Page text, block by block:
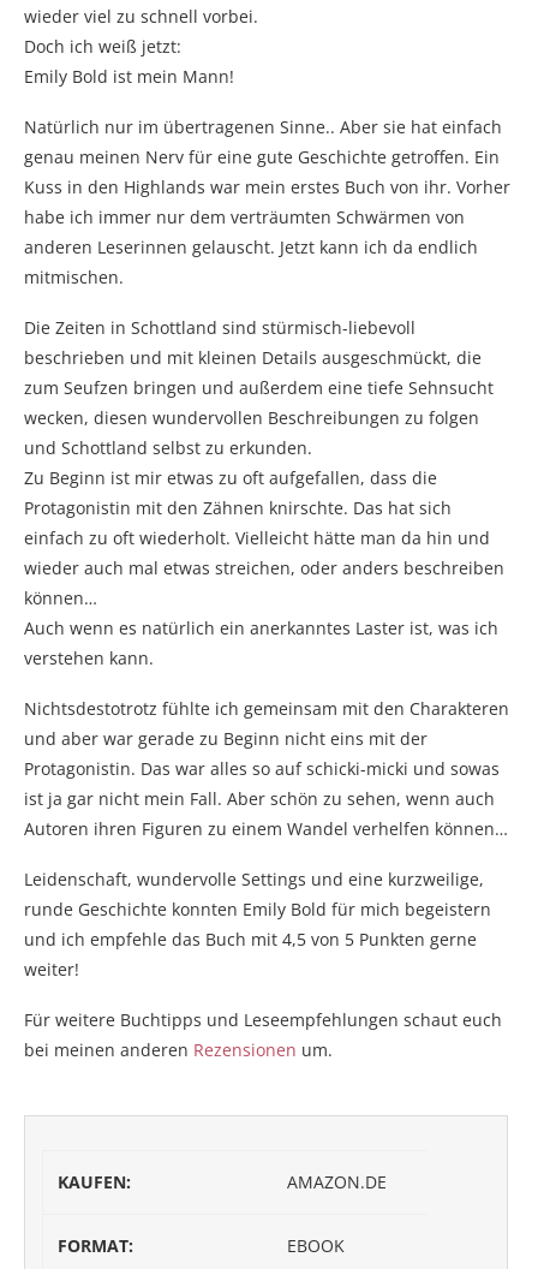
wieder viel zu schnell vorbei.
Doch ich weiß jetzt:
Emily Bold ist mein Mann!
Natürlich nur im übertragenen Sinne.. Aber sie hat einfach
genau meinen Nerv für eine gute Geschichte getroffen. Ein
Kuss in den Highlands war mein erstes Buch von ihr. Vorher
habe ich immer nur dem verträumten Schwärmen von
anderen Leserinnen gelauscht. Jetzt kann ich da endlich
mitmischen.
Die Zeiten in Schottland sind stürmisch-liebevoll
beschrieben und mit kleinen Details ausgeschmückt, die
zum Seufzen bringen und außerdem eine tiefe Sehnsucht
wecken, diesen wundervollen Beschreibungen zu folgen
und Schottland selbst zu erkunden.
Zu Beginn ist mir etwas zu oft aufgefallen, dass die
Protagonistin mit den Zähnen knirschte. Das hat sich
einfach zu oft wiederholt. Vielleicht hätte man da hin und
wieder auch mal etwas streichen, oder anders beschreiben
können…
Auch wenn es natürlich ein anerkanntes Laster ist, was ich
verstehen kann.
Nichtsdestotrotz fühlte ich gemeinsam mit den Charakteren
und aber war gerade zu Beginn nicht eins mit der
Protagonistin. Das war alles so auf schicki-micki und sowas
ist ja gar nicht mein Fall. Aber schön zu sehen, wenn auch
Autoren ihren Figuren zu einem Wandel verhelfen können…
Leidenschaft, wundervolle Settings und eine kurzweilige,
runde Geschichte konnten Emily Bold für mich begeistern
und ich empfehle das Buch mit 4,5 von 5 Punkten gerne
weiter!
Für weitere Buchtipps und Leseempfehlungen schaut euch
bei meinen anderen Rezensionen um.
KAUFEN: AMAZON.DE
FORMAT: EBOOK